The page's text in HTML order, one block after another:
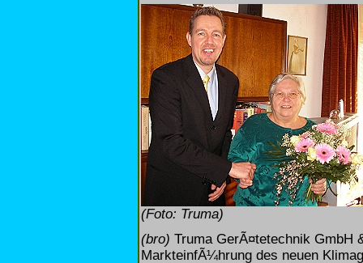
(Foto: Truma)
(bro) Truma GerÃ¤tetechnik GmbH
MarkteinfÃ¼hrung des neuen